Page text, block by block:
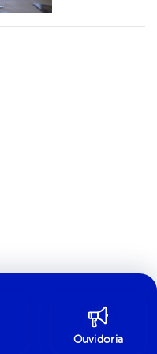
Ouvidoria